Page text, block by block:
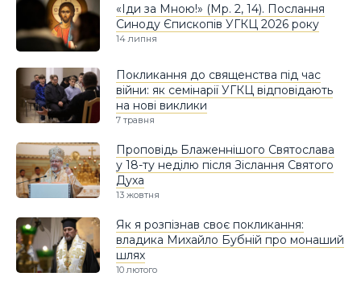
«Іди за Мною!» (Мр. 2, 14). Послання
Синоду Єпископів УГКЦ 2026 року
14 липня
Покликання до священства під час
війни: як семінарії УГКЦ відповідають
на нові виклики
7 травня
Проповідь Блаженнішого Святослава
у 18-ту неділю після Зіслання Святого
Духа
13 жовтня
Як я розпізнав своє покликання:
владика Михайло Бубній про монаший
шлях
10 лютого